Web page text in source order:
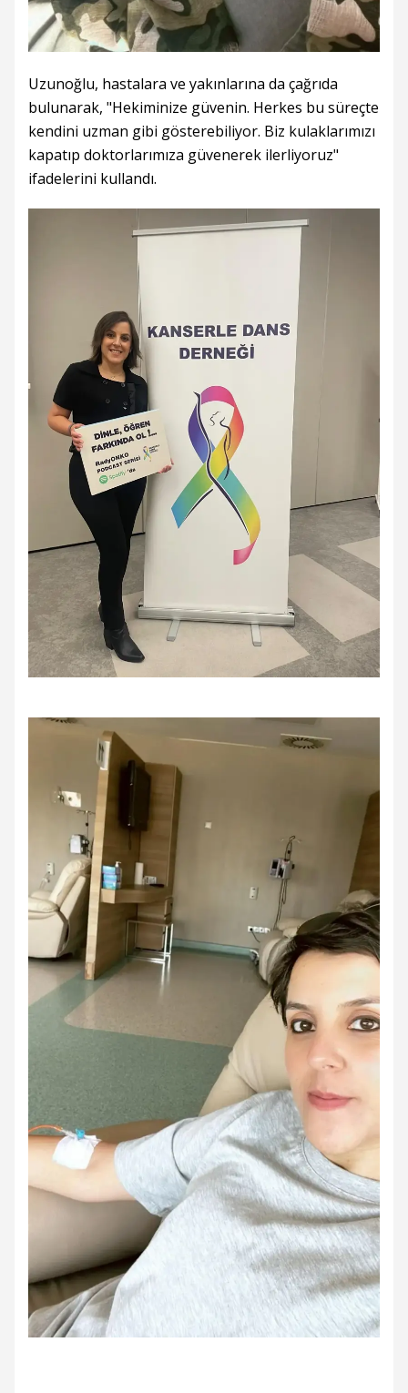
Uzunoğlu, hastalara ve yakınlarına da çağrıda
bulunarak, "Hekiminize güvenin. Herkes bu süreçte
kendini uzman gibi gösterebiliyor. Biz kulaklarımızı
kapatıp doktorlarımıza güvenerek ilerliyoruz"
ifadelerini kullandı.